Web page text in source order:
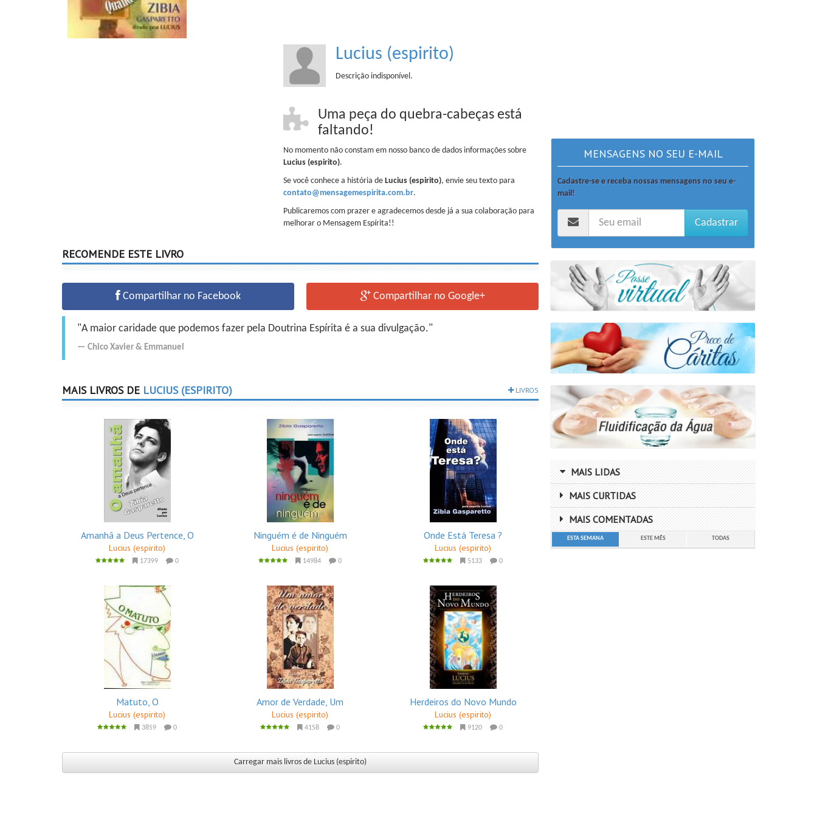
Lucius (espirito)
Descrição indisponível.
Uma peça do quebra-cabeças está
faltando!
No momento não constam em nosso banco de dados informações sobre
Lucius (espirito).
Se você conhece a história de Lucius (espirito), envie seu texto para
contato@mensagemespirita.com.br.
Publicaremos com prazer e agradecemos desde já a sua colaboração para
melhorar o Mensagem Espírita!!
RECOMENDE ESTE LIVRO
Compartilhar no Facebook Compartilhar no Google+
"A maior caridade que podemos fazer pela Doutrina Espírita é a sua divulgação."
Chico Xavier & Emmanuel
MAIS LIVROS DE LUCIUS (ESPIRITO) LIVROS
Amanhã a Deus Pertence, O
Lucius (espirito)
17399 0
Ninguém é de Ninguém
Lucius (espirito)
14984 0
Onde Está Teresa ?
Lucius (espirito)
5133 0
Matuto, O
Lucius (espirito)
3859 0
Amor de Verdade, Um
Lucius (espirito)
4158 0
Herdeiros do Novo Mundo
Lucius (espirito)
9120 0
Carregar mais livros de Lucius (espirito)
MENSAGENS NO SEU E-MAIL
Cadastre-se e receba nossas mensagens no seu e-
mail!
Cadastrar
MAIS LIDAS
MAIS CURTIDAS
MAIS COMENTADAS
ESTA SEMANA ESTE MÊS TODAS